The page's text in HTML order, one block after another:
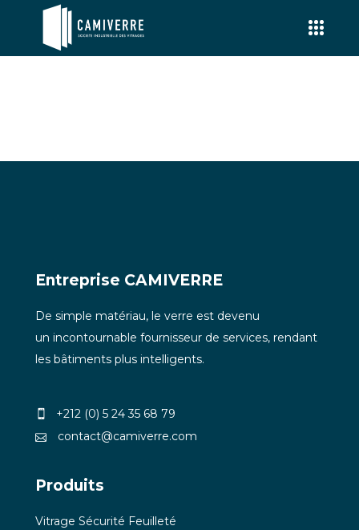
Entreprise CAMIVERRE
De simple matériau, le verre est devenu
un incontournable fournisseur de services, rendant
les bâtiments plus intelligents.
+212 (0) 5 24 35 68 79
contact@camiverre.com
Produits
Vitrage Sécurité Feuilleté